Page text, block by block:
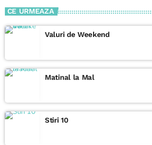
Selecție variată de muzică europeană,
internațională, inclusiv artiști locali, playlisturi
diferite momente ale zilei
CE URMEAZA
Valuri de Weekend
Matinal la Mal
Stiri 10